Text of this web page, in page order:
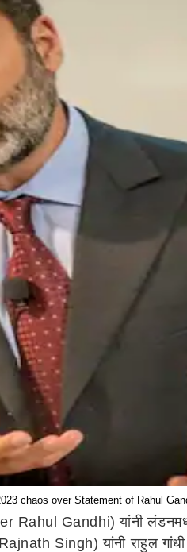
chaos over Statement of Rahul
Rahul Gandhi) यांनी
Singh) यांनी राहुल